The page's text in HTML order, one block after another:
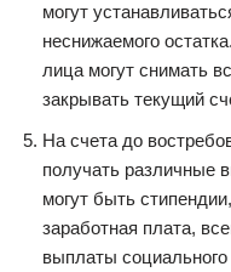
могут
неснижаемого
лица могут снимать
закрывать текущий
На счета до
получать различные
могут быть
заработная плата,
выплаты социального